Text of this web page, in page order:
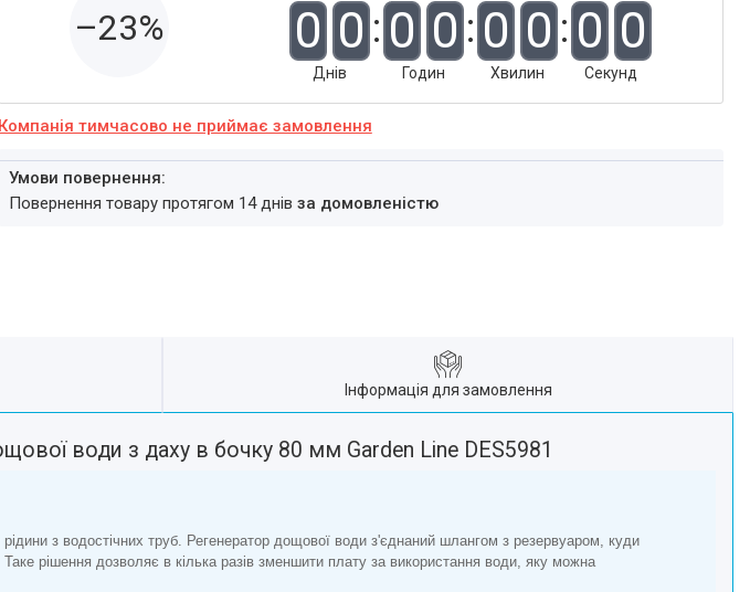
–23% 0 0
Днів
0 0
Годин
0 0
Хвилин
0 0
Секунд
Компанія тимчасово не приймає замовлення
повернення товару протягом 14 днів за домовленістю
Інформація для замовлення
води з даху в бочку 80 мм Garden Line DES5981
з водостічних труб. Регенератор дощової води з'єднаний шлангом з резервуаром, куди
рішення дозволяє в кілька разів зменшити плату за використання води, яку можна